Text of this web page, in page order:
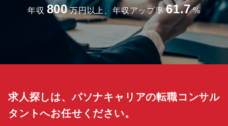
年収 800 万円以上、年収アップ率 61.7 %
求人探しは、パソナキャリアの転職コンサル
タントへお任せください。